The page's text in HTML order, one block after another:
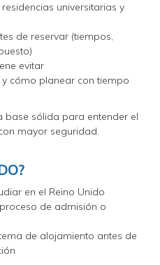
universitarias y
de reservar (tiempos,
evitar
cómo planear con tiempo
base sólida para entender el
mayor seguridad.
en el Reino Unido
de admisión o
de alojamiento antes de